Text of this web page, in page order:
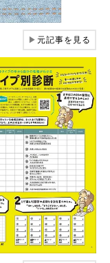
▶元記事を見る